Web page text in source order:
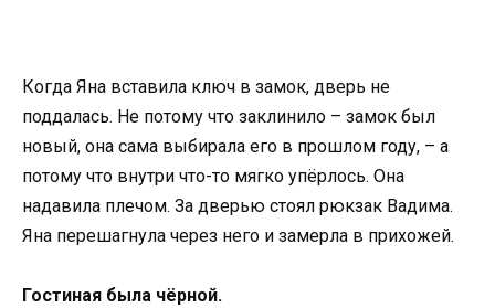
Когда Яна вставила ключ в замок, дверь не
поддалась. Не потому что заклинило – замок был
новый, она сама выбирала его в прошлом году, – а
потому что внутри что-то мягко упёрлось. Она
надавила плечом. За дверью стоял рюкзак Вадима.
Яна перешагнула через него и замерла в прихожей.
Гостиная была чёрной.